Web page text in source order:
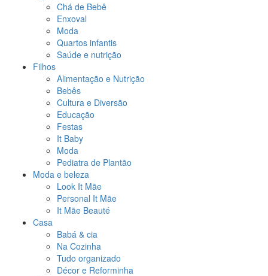
Chá de Bebê
Enxoval
Moda
Quartos infantis
Saúde e nutrição
Filhos
Alimentação e Nutrição
Bebês
Cultura e Diversão
Educação
Festas
It Baby
Moda
Pediatra de Plantão
Moda e beleza
Look It Mãe
Personal It Mãe
It Mãe Beauté
Casa
Babá & cia
Na Cozinha
Tudo organizado
Décor e Reforminha